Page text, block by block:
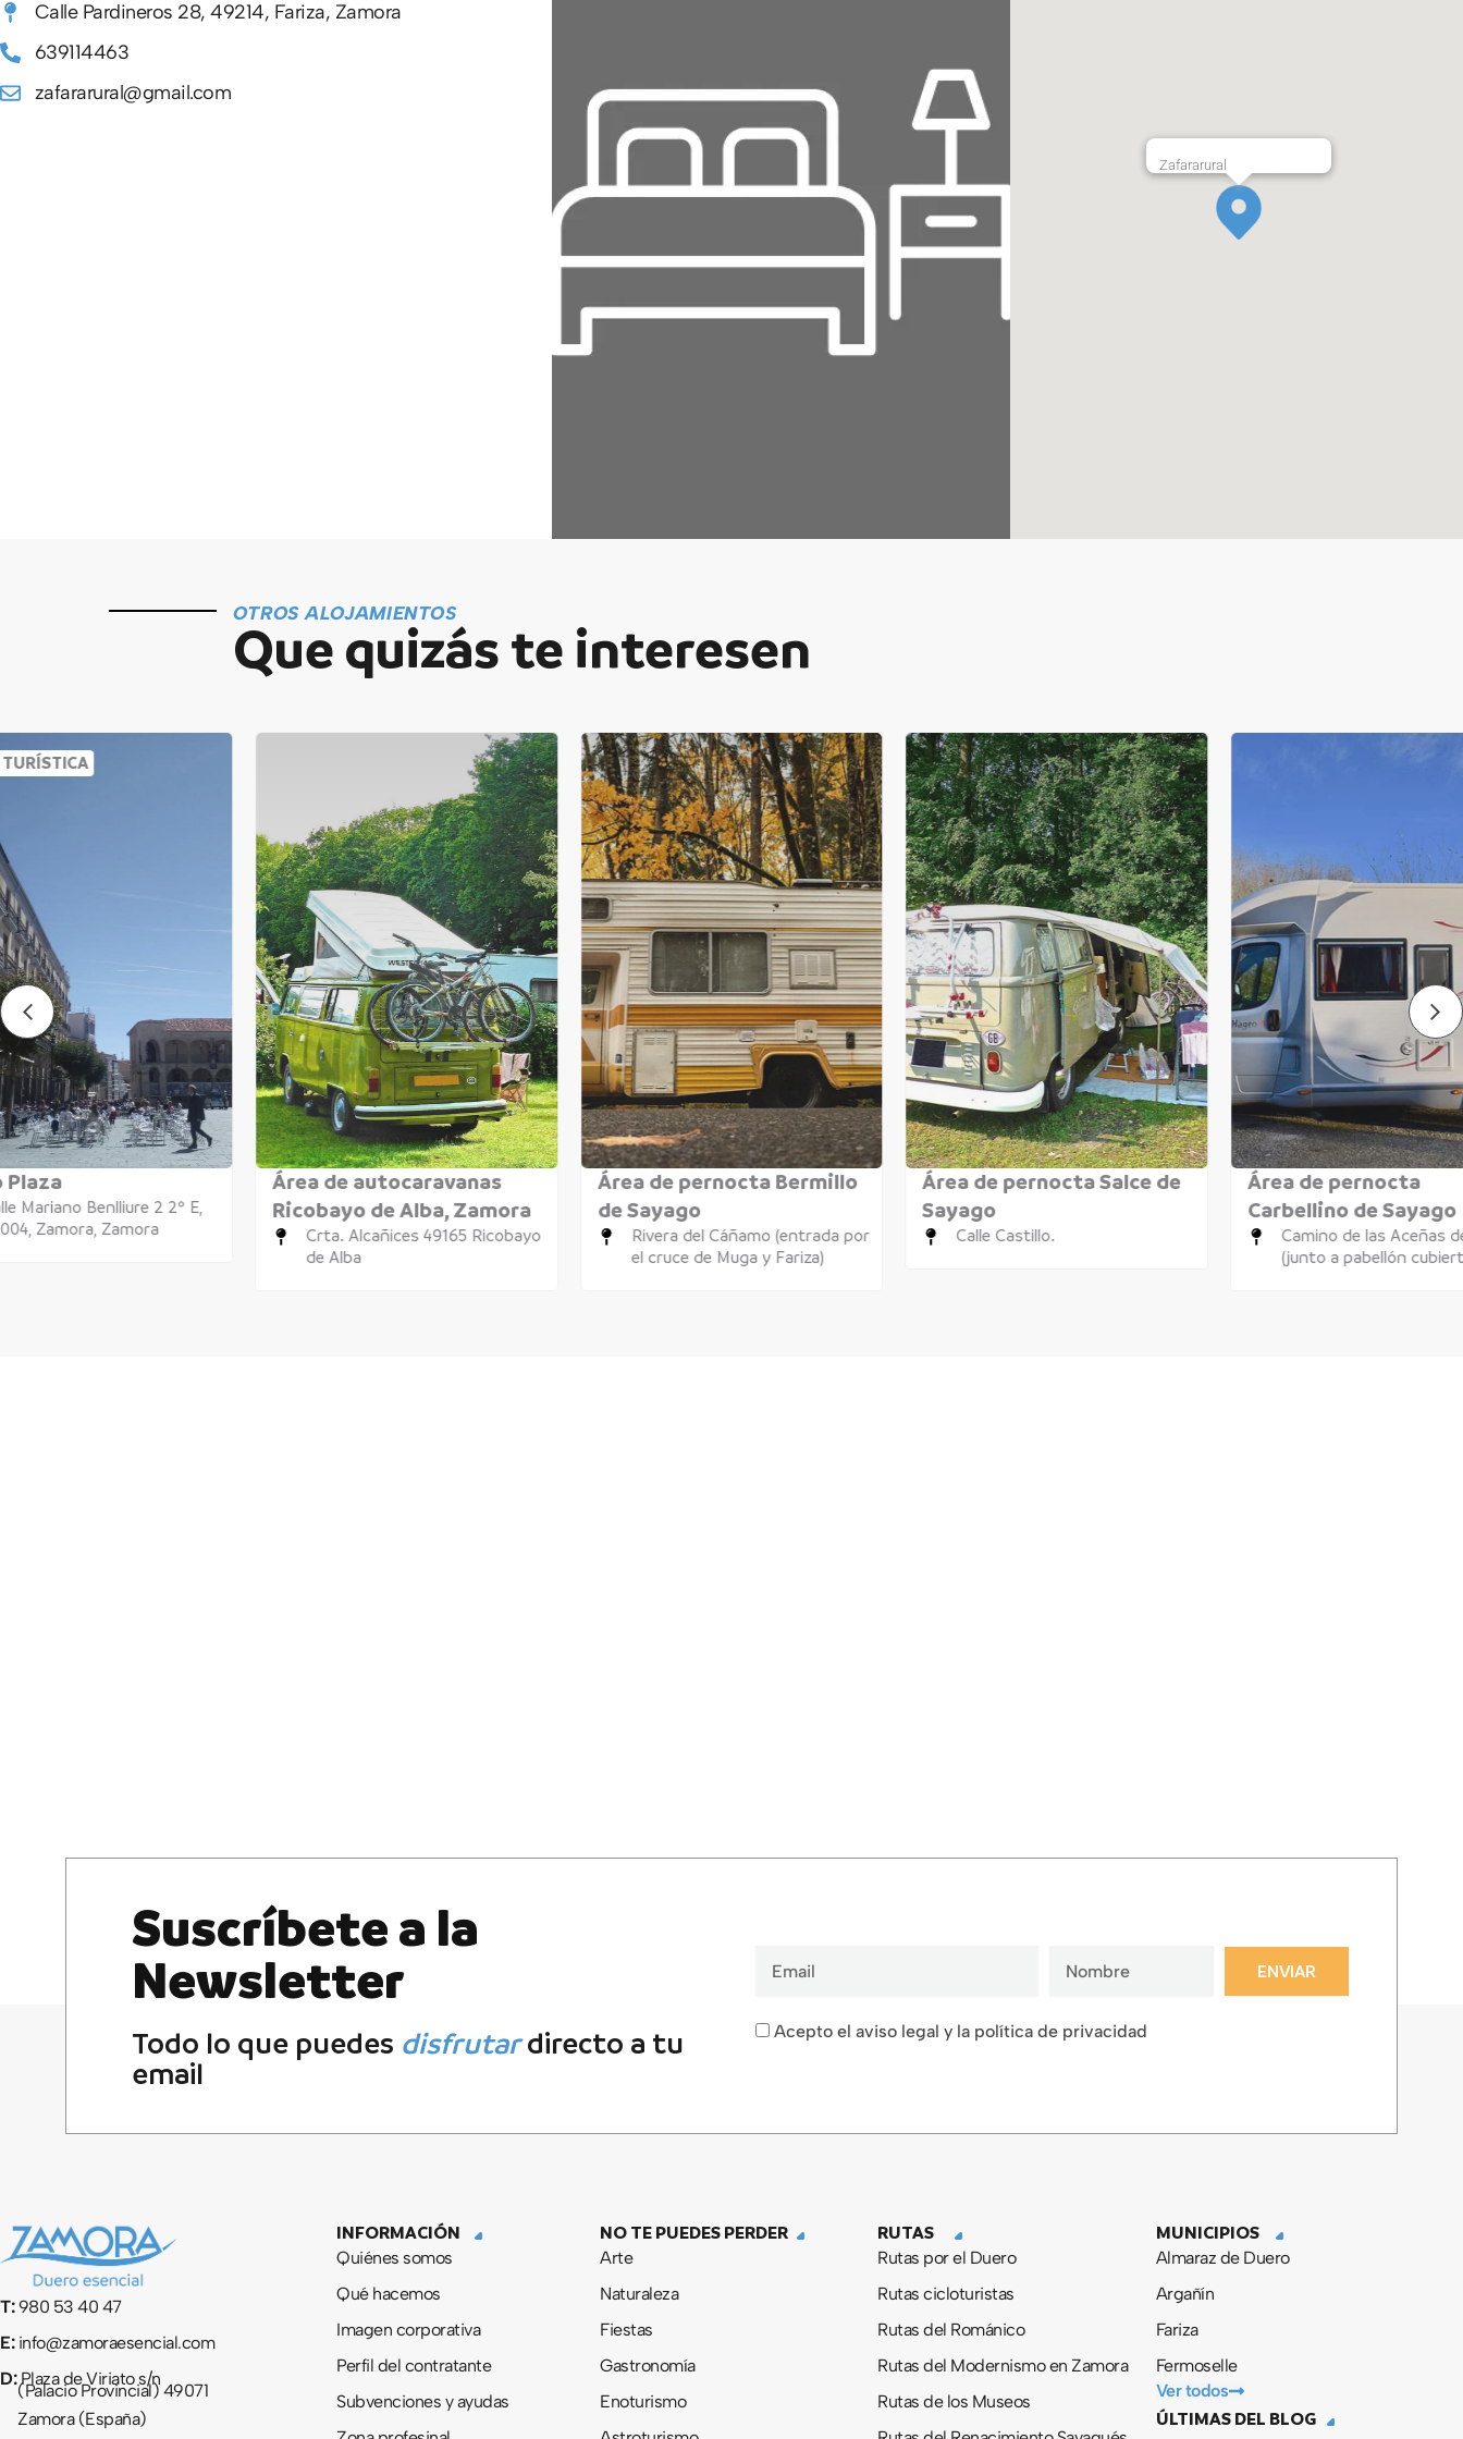
Calle Pardineros 28, 49214, Fariza, Zamora
639114463
zafararural@gmail.com
Zafararural
OTROS ALOJAMIENTOS
Que quizás te interesen
Plaza
Mariano Benlliure 2 2º E,
Zamora, Zamora
Área de autocaravanas
Ricobayo de Alba, Zamora
Crta. Alcañices 49165 Ricobayo
de Alba
Área de pernocta Bermillo
de Sayago
Rivera del Cáñamo (entrada por
el cruce de Muga y Fariza)
Área de pernocta Salce de
Sayago
Calle Castillo.
Área de pernocta
Carbellino de Sayago
Camino de las Aceñas
(junto a pabellón
Suscríbete a la
Newsletter
Todo lo que puedes disfrutardirecto a tu
email
Acepto el aviso legal y la política de privacidad
ENVIAR
T:980 53 40 47
E:info@zamoraesencial.com
D:Plaza de Viriato s/n
(Palacio Provincial) 49071
Zamora (España)
INFORMACIÓN
Quiénes somos
Qué hacemos
Imagen corporativa
Perfil del contratante
Subvenciones y ayudas
NO TE PUEDES PERDER
Arte
Naturaleza
Fiestas
Gastronomía
Enoturismo
RUTAS
Rutas por el Duero
Rutas cicloturistas
Rutas del Románico
Rutas del Modernismo en Zamora
Rutas de los Museos
MUNICIPIOS
Almaraz de Duero
Argañín
Fariza
Fermoselle
Ver todos
ÚLTIMAS DEL BLOG